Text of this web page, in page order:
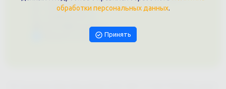
+7 (861)202-09-02
9457070@krd-print.ru
Написать в Telegram
обработки персональных данных.
Принять